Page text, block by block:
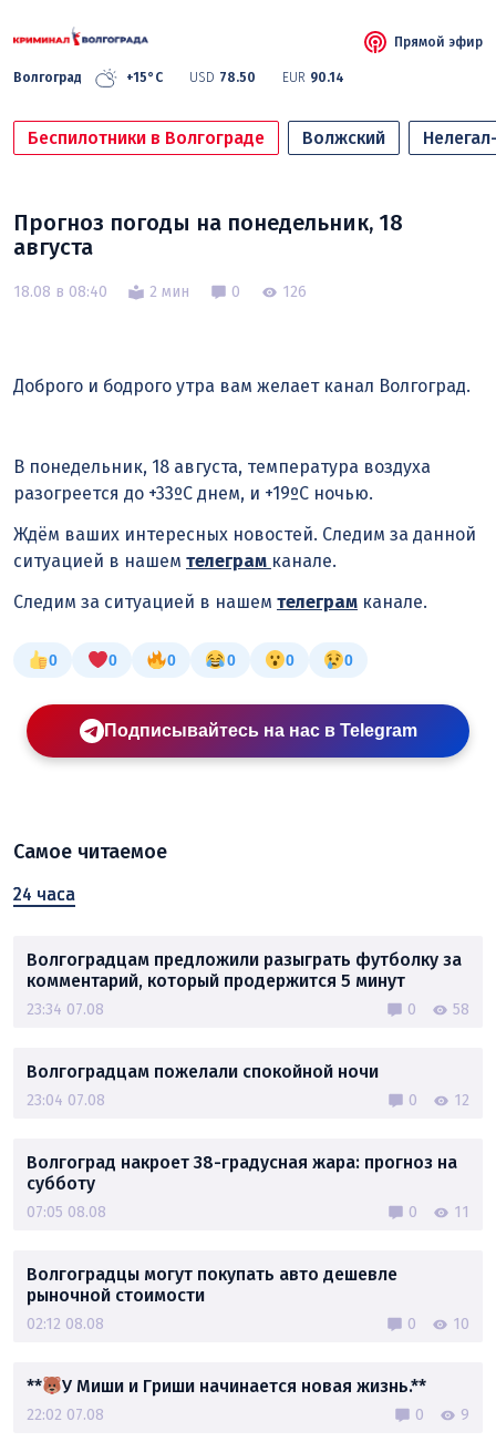
Волгоград +15°C USD 78.50 EUR 90.14
Прямой эфир
Беспилотники в Волгограде Волжский
Прогноз погоды на понедельник, 18
августа
18.08 в 08:40 2 мин 0 126
Доброго и бодрого утра вам желает канал Волгоград.
В понедельник, 18 августа, температура воздуха
разогреется до +33ºС днем, и +19ºС ночью.
Ждём ваших интересных новостей. Следим за данной
ситуацией в нашем телеграм канале.
Следим за ситуацией в нашем телеграм канале.
0 0 0 0 0 0
Подписывайтесь на нас в Telegram
Самое читаемое
24 часа
Волгоградцам предложили разыграть футболку за
комментарий, который продержится 5 минут
23:34 07.08 0 58
Волгоградцам пожелали спокойной ночи
23:04 07.08 0 12
Волгоград накроет 38-градусная жара: прогноз на
субботу
07:05 08.08 0 11
Волгоградцы могут покупать авто дешевле
рыночной стоимости
02:12 08.08 0 10
** У Миши и Гриши начинается новая жизнь.**
22:02 07.08 0 9